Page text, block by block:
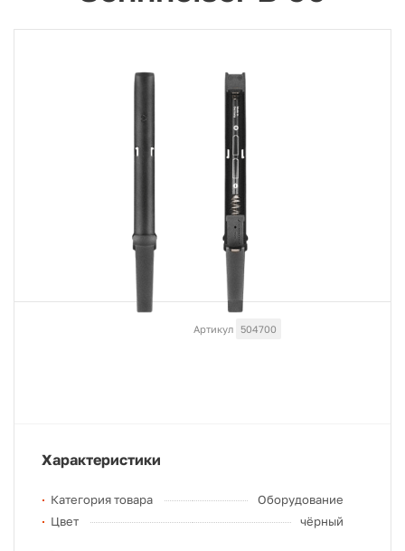
Артикул 504700
Характеристики
Категория товара
Оборудование
Цвет
чёрный